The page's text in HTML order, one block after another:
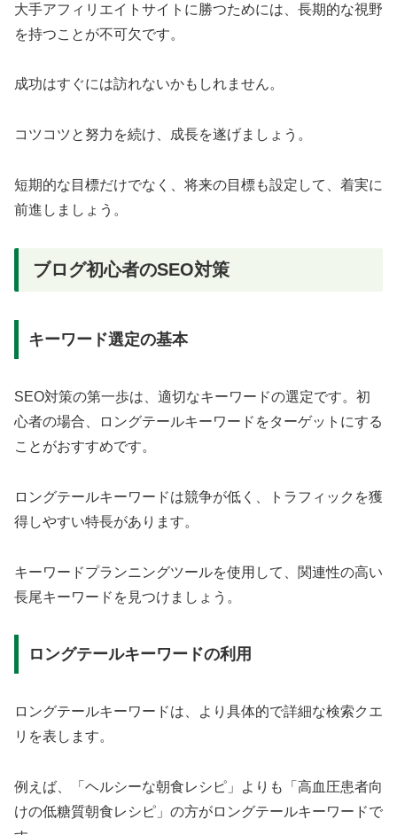
大手アフィリエイトサイトに勝つためには、長期的な視野
を持つことが不可欠です。
成功はすぐには訪れないかもしれません。
コツコツと努力を続け、成長を遂げましょう。
短期的な目標だけでなく、将来の目標も設定して、着実に
前進しましょう。
ブログ初心者のSEO対策​​
キーワード選定の基本
SEO対策の第一歩は、適切なキーワードの選定です。初
心者の場合、ロングテールキーワードをターゲットにする
ことがおすすめです。
ロングテールキーワードは競争が低く、トラフィックを獲
得しやすい特長があります。
キーワードプランニングツールを使用して、関連性の高い
長尾キーワードを見つけましょう。
ロングテールキーワードの利用
ロングテールキーワードは、より具体的で詳細な検索クエ
リを表します。
例えば、「ヘルシーな朝食レシピ」よりも「高血圧患者向
けの低糖質朝食レシピ」の方がロングテールキーワードで